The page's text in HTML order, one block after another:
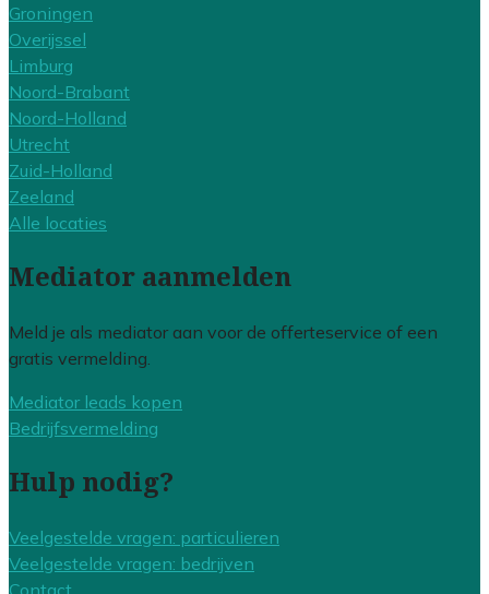
Groningen
Overijssel
Limburg
Noord-Brabant
Noord-Holland
Utrecht
Zuid-Holland
Zeeland
Alle locaties
Mediator aanmelden
Meld je als mediator aan voor de offerteservice of een
gratis vermelding.
Mediator leads kopen
Bedrijfsvermelding
Hulp nodig?
Veelgestelde vragen: particulieren
Veelgestelde vragen: bedrijven